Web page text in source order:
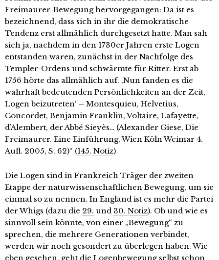
Freimaurer-Bewegung hervorgegangen: Da ist es
bezeichnend, dass sich in ihr die demokratische
Tendenz erst allmählich durchgesetzt hatte. Man sah
sich ja, nachdem in den 1730er Jahren erste Logen
entstanden waren, zunächst in der Nachfolge des
Templer-Ordens und schwärmte für Ritter. Erst ab
1756 hörte das allmählich auf. ‚Nun fanden es die
wahrhaft bedeutenden Persönlichkeiten an der Zeit,
Logen beizutreten‘ – Montesquieu, Helvetius,
Concordet, Benjamin Franklin, Voltaire, Lafayette,
d’Alembert, der Abbé Sieyès… (Alexander Giese, Die
Freimaurer. Eine Einführung, Wien Köln Weimar 4.
Aufl. 2005, S. 62)“ (145. Notiz)
Die Logen sind in Frankreich Träger der zweiten
Etappe der naturwissenschaftlichen Bewegung, um sie
einmal so zu nennen. In England ist es mehr die Partei
der Whigs (dazu die 29. und 30. Notiz). Ob und wie es
sinnvoll sein könnte, von einer „Bewegung“ zu
sprechen, die mehrere Generationen verbindet,
werden wir noch gesondert zu überlegen haben. Wie
eben gesehen, geht die Logenbewegung selbst schon